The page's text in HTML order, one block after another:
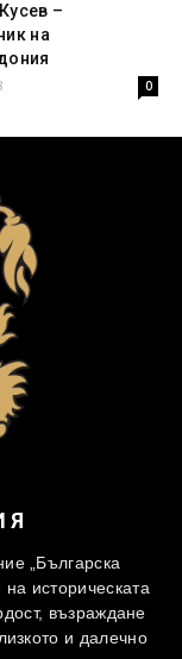
–
на
0
„Българска
историческата
възраждане
и далечно